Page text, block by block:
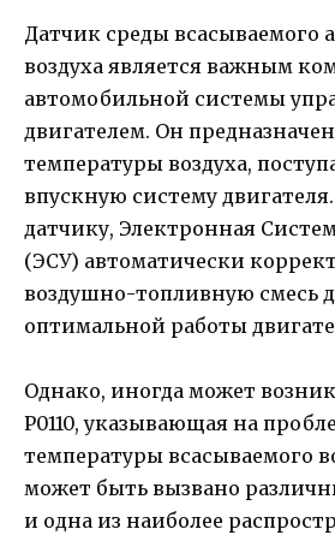
Датчик среды всасываемого
воздуха является важным
автомобильной системы
двигателем. Он
температуры воздуха,
впускную систему
датчику, Электронная
(ЭСУ) автоматически
воздушно-топливную смесь
оптимальной работы
Однако, иногда может
P0110, указывающая на
температуры всасываемого
может быть вызвано
и одна из наиболее